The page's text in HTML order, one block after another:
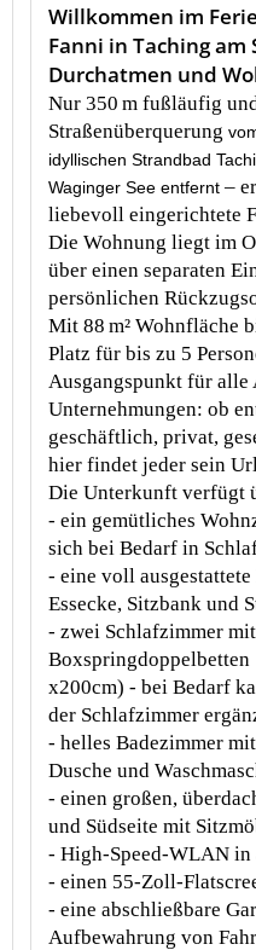
Willkommen im
Fanni in Taching am
Durchatmen und
Nur 350 m fußläufig
Straßenüberquerung
idyllischen Strandbad
Waginger See entfernt –
liebevoll eingerichtete
Die Wohnung liegt im
über einen separaten
persönlichen
Mit 88 m² Wohnfläche
Platz für bis zu 5
Ausgangspunkt für alle
Unternehmungen: ob
geschäftlich, privat,
hier findet jeder sein
Die Unterkunft verfügt
- ein gemütliches
sich bei Bedarf in
- eine voll
Essecke, Sitzbank und
- zwei Schlafzimmer
x200cm) - bei Bedarf
der Schlafzimmer
- helles Badezimmer
Dusche und
- einen großen,
und Südseite mit
- High-Speed-WLAN in
- einen 55-Zoll-
- eine abschließbare
Aufbewahrung von